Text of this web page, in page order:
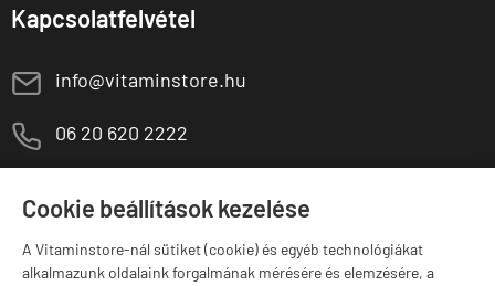
Cookie beállítások kezelése
A Vitaminstore-nál sütiket (cookie) és egyéb technológiákat
alkalmazunk oldalaink forgalmának mérésére és elemzésére, a
Kapcsolatfelvétel
E info@vitaminstore.hu
M 06 20 620 2222
Szugló u. 83-85.
Márkák